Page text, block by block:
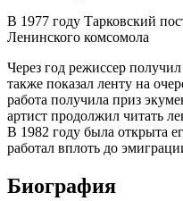
В 1977 году Тарковский
Ленинского комсомола
Через год режиссер
также показал ленту на
работа получила приз
артист продолжил читать
В 1982 году была открыта
работал вплоть до
Биография